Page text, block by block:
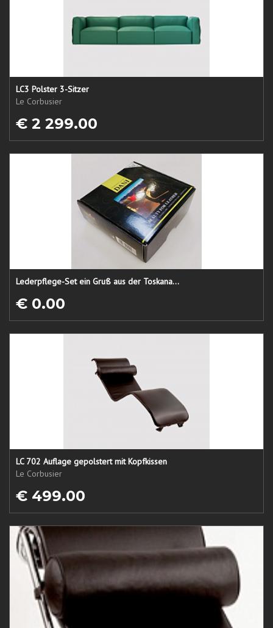
LC3 Polster 3-Sitzer
Le Corbusier
€ 2 299.00
Lederpflege-Set ein Gruß aus der Toskana...
€ 0.00
LC 702 Auflage gepolstert mit Kopfkissen
Le Corbusier
€ 499.00